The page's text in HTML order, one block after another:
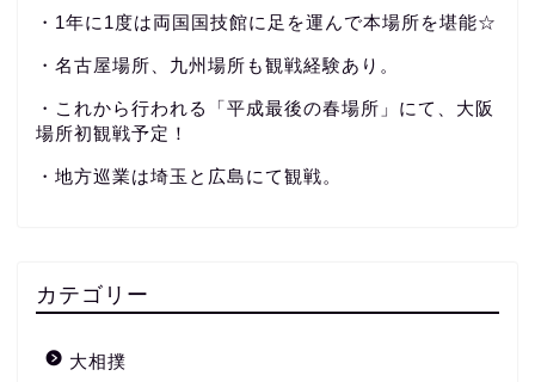
・1年に1度は両国国技館に足を運んで本場所を堪能☆
・名古屋場所、九州場所も観戦経験あり。
・これから行われる「平成最後の春場所」にて、大阪
場所初観戦予定！
・地方巡業は埼玉と広島にて観戦。
カテゴリー
大相撲